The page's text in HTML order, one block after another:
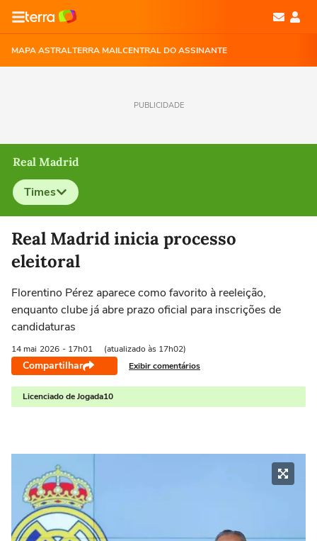
MAPA ASTRALTERRA MAILCENTRAL DO ASSINANTE
PUBLICIDADE
Real Madrid
Times
Selecione o time para ver as notícias
Real Madrid inicia processo
eleitoral
Florentino Pérez aparece como favorito à reeleição,
enquanto clube já abre prazo oficial para inscrições de
candidaturas
14 mai 2026 - 17h01 (atualizado às 17h02)
Compartilhar Exibir comentários
Licenciado de Jogada10